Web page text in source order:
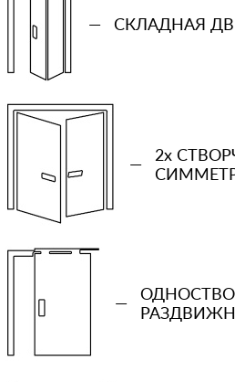
— СКЛАДНАЯ
—
2x
—
Ваш телефон
Количество проемов
Сообщение